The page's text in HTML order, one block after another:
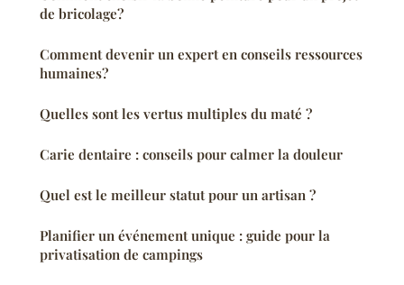
de bricolage?
Comment devenir un expert en conseils ressources
humaines?
Quelles sont les vertus multiples du maté ?
Carie dentaire : conseils pour calmer la douleur
Quel est le meilleur statut pour un artisan ?
Planifier un événement unique : guide pour la
privatisation de campings